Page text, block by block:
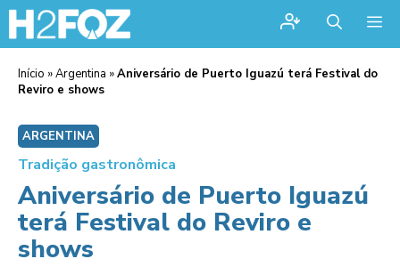
Início »Argentina »Aniversário de Puerto Iguazú terá Festival do
Reviro e shows
ARGENTINA
Tradição gastronômica
Aniversário de Puerto Iguazú
terá Festival do Reviro e
shows